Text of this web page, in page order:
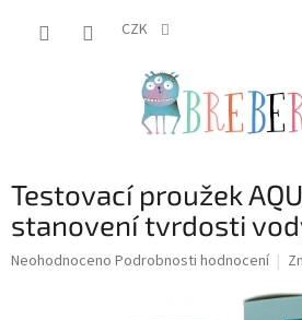
CZK
Testovací proužek
stanovení tvrdosti
Průměrné
Neohodnoceno Podrobnosti hodnocení